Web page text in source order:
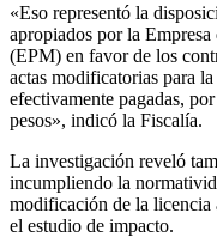
«Eso representó la
apropiados por la
(EPM) en favor de los
actas modificatorias para
efectivamente pagadas,
pesos», indicó la Fiscalía.
La investigación reveló
incumpliendo la
modificación de la licencia
el estudio de impacto.